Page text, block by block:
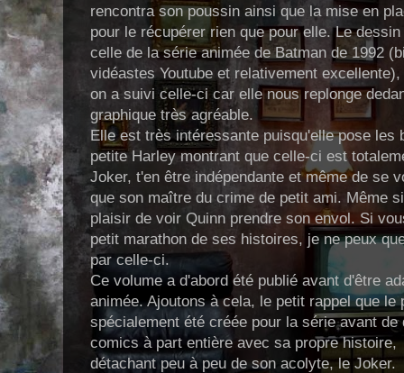
rencontra son poussin ainsi que la mise en
pour le récupérer rien que pour elle. Le
celle de la série animée de Batman de 1992
vidéastes Youtube et relativement
on a suivi celle-ci car elle nous replonge
graphique très agréable.
Elle est très intéressante puisqu'elle pose les
petite Harley montrant que celle-ci est
Joker, t'en être indépendante et même de se
que son maître du crime de petit ami. Même
plaisir de voir Quinn prendre son envol. Si
petit marathon de ses histoires, je ne peux
par celle-ci.
Ce volume a d'abord été publié avant d'être
animée. Ajoutons à cela, le petit rappel que le
spécialement été créée pour la série avant de
comics à part entière avec sa propre
détachant peu à peu de son acolyte, le Joker.